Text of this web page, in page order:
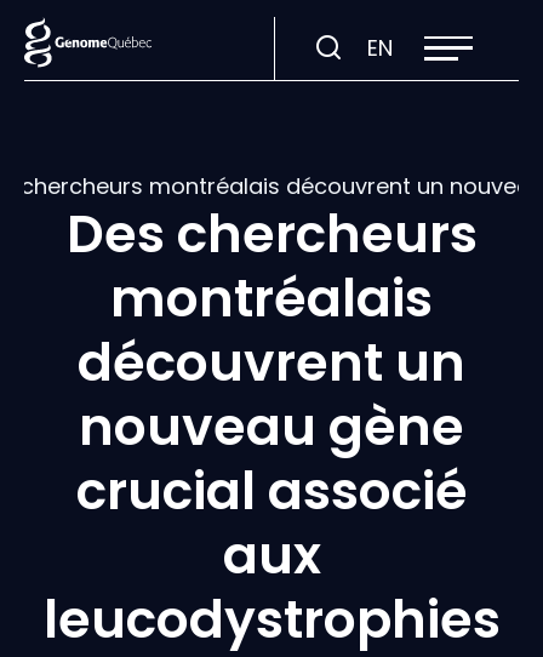
EN Visiter
la
:
la
navigation
du
chercheurs montréalais découvrent un
Des chercheurs
montréalais
découvrent un
nouveau gène
crucial associé
aux
leucodystrophies